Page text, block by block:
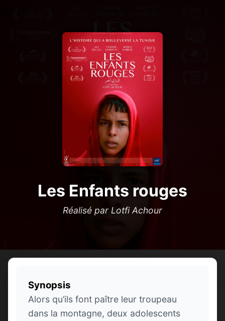
Les Enfants rouges
Réalisé par Lotfi Achour
Synopsis
Alors qu’ils font paître leur troupeau
dans la montagne, deux adolescents